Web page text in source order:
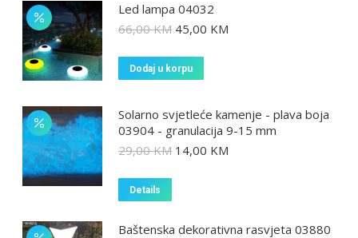
Led lampa 04032
66,00KM 45,00 KM
Dodaj u korpu
Solarno svjetleće kamenje - plava boja
03904 - granulacija 9-15 mm
29,00KM 14,00 KM
Details
Baštenska dekorativna rasvjeta 03880